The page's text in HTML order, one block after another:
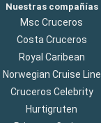
Nuestras compañías
Msc Cruceros
Costa Cruceros
Royal Caribean
Norwegian Cruise Line
Cruceros Celebrity
Hurtigruten